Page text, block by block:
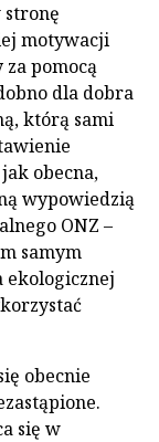
motywacji
pomocą
dla dobra
którą sami
obecna,
wypowiedzią
ONZ –
samym
ekologicznej
obecnie
się w